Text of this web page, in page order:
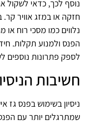
נוסף לכך, כדאי לשקול
חזקה או במזג אוויר
נלווים כמו מסכי רוח
הפנס ולמנוע תקלות.
לספק פתרונות נוספים
חשיבות
ניסיון בשימוש בפנס גז
שמתרגלים יותר עם